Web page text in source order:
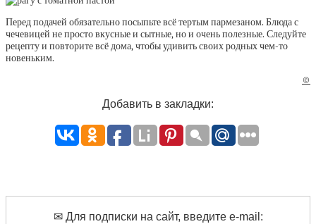
Перед подачей обязательно посыпьте всё тертым пармезаном. Блюда с
чечевицей не просто вкусные и сытные, но и очень полезные. Следуйте
рецепту и повторите всё дома, чтобы удивить своих родных чем-то
новеньким.
©
Добавить в закладки:
✉ Для подписки на сайт, введите e-mail: